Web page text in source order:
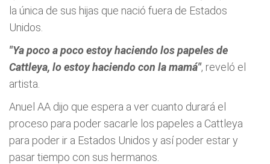
la única de sus hijas que nació fuera de Estados
Unidos.
"Ya poco a poco estoy haciendo los papeles de
Cattleya, lo estoy haciendo con la mamá", reveló el
artista.
Anuel AA dijo que espera a ver cuanto durará el
proceso para poder sacarle los papeles a Cattleya
para poder ir a Estados Unidos y así poder estar y
pasar tiempo con sus hermanos.